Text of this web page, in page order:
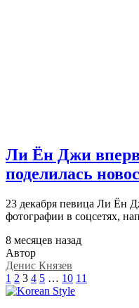
Ли Ён Джи
поделилась
23 декабря певица Ли Ён
фотографии в соцсетях,
8 месяцев назад
Автор
Денис Князев
1 2 3 4 5 … 10 11